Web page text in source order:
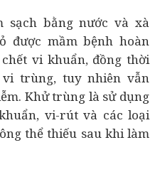
sạch bằng nước và xà
được mầm bệnh hoàn
vi khuẩn, đồng thời
trùng, tuy nhiên vẫn
Khử trùng là sử dụng
vi-rút và các loại
thể thiếu sau khi làm